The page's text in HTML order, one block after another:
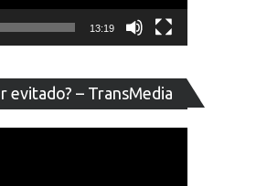
13:19
evitado? – TransMedia
de
vídeo